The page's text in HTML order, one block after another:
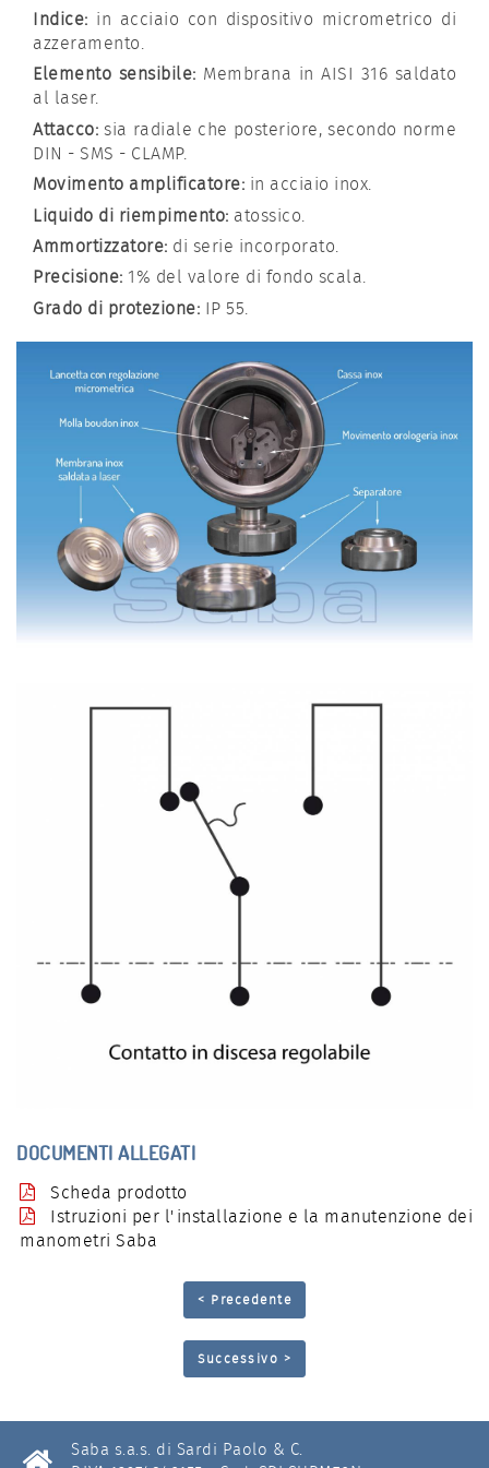
Indice: in acciaio con dispositivo micrometrico di
azzeramento.
Elemento sensibile: Membrana in AISI 316 saldato
al laser.
Attacco: sia radiale che posteriore, secondo norme
DIN - SMS - CLAMP.
Movimento amplificatore: in acciaio inox.
Liquido di riempimento: atossico.
Ammortizzatore: di serie incorporato.
Precisione: 1% del valore di fondo scala.
Grado di protezione: IP 55.
DOCUMENTI ALLEGATI
Scheda prodotto
Istruzioni per l'installazione e la manutenzione dei
manometri Saba
< Precedente
Successivo >
Saba s.a.s. di Sardi Paolo & C.